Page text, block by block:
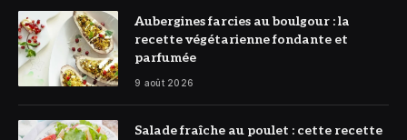
© DR
Aubergines farcies au boulgour : la
recette végétarienne fondante et
parfumée
9 août 2026
© DR
Salade fraîche au poulet : cette recette